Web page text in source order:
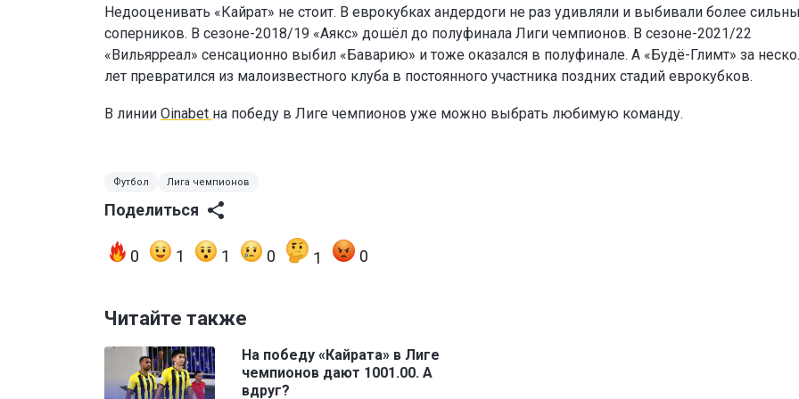
Недооценивать «Кайрат» не стоит. В еврокубках андердоги не раз удивляли и выбивали более
соперников. В сезоне-2018/19 «Аякс» дошёл до полуфинала Лиги чемпионов. В сезоне-2021/22
«Вильярреал» сенсационно выбил «Баварию» и тоже оказался в полуфинале. А «Будё-Глимт» за
лет превратился из малоизвестного клуба в постоянного участника поздних стадий еврокубков.
В линии Oinabet на победу в Лиге чемпионов уже можно выбрать любимую команду.
Футбол Лига чемпионов
Поделиться
0 1 1 0 1 0
Читайте также
На победу «Кайрата» в Лиге
чемпионов дают 1001.00. А
вдруг?